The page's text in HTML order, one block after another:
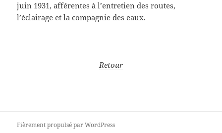
juin 1931, afférentes à l’entretien des routes,
l’éclairage et la compagnie des eaux.
Retour
Fièrement propulsé par WordPress